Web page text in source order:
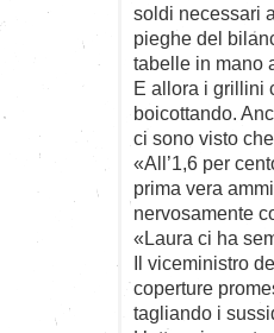
soldi necessari
pieghe del
tabelle in mano
E allora i grillini
boicottando.
ci sono visto
«All’1,6 per
prima vera
nervosamente
«Laura ci ha
Il viceministro
coperture
tagliando i